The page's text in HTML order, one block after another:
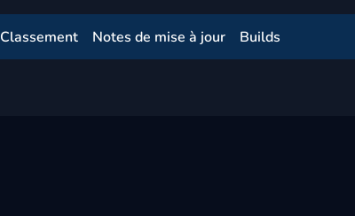
Classement Notes de mise à jour Builds